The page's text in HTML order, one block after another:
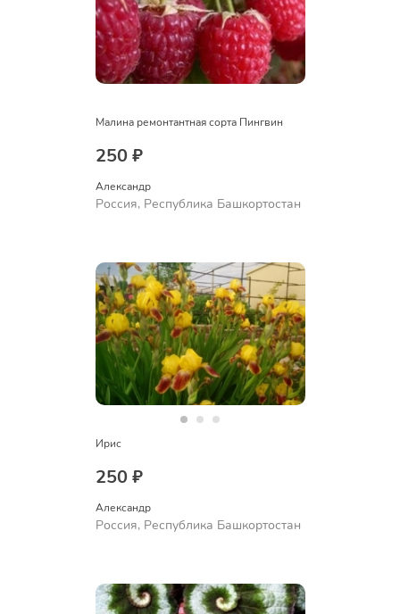
Малина ремонтантная сорта Пингвин
250 ₽
Александр
Россия, Республика Башкортостан
Ирис
250 ₽
Александр
Россия, Республика Башкортостан